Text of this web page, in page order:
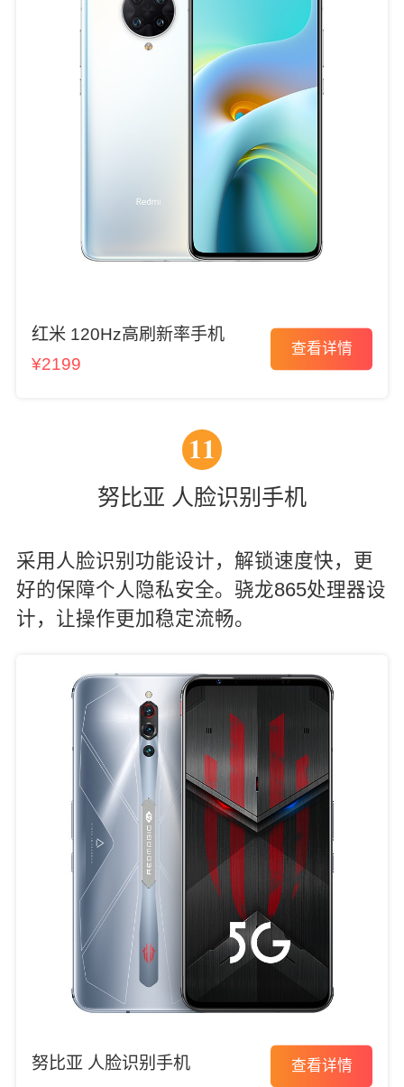
红米 120Hz高刷新率手机
¥2199
查看详情
11
努比亚 人脸识别手机
采用人脸识别功能设计，解锁速度快，更
好的保障个人隐私安全。骁龙865处理器设
计，让操作更加稳定流畅。
努比亚 人脸识别手机 查看详情